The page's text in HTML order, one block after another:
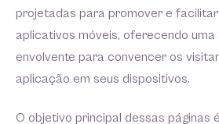
projetadas para promover e
aplicativos móveis, oferecendo
envolvente para convencer os
aplicação em seus dispositivos.
O objetivo principal dessas páginas